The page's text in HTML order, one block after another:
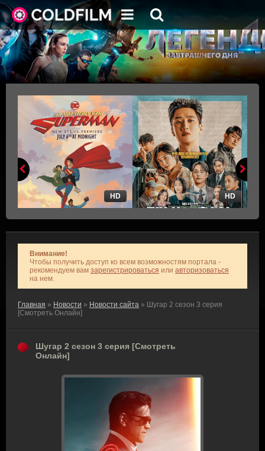
HD HD
Внимание!
Чтобы получить доступ ко всем возможностям портала -
рекомендуем вам зарегистрироваться или авторизоваться
на нем.
Главная » Новости » Новости сайта » Шугар 2 сезон 3 серия
[Смотреть Онлайн]
Шугар 2 сезон 3 серия [Смотреть
Онлайн]